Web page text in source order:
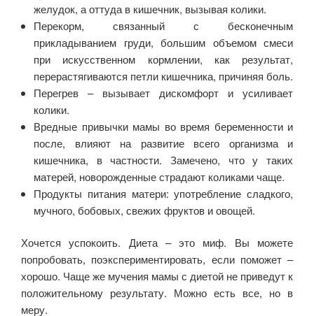
желудок, а оттуда в кишечник, вызывая колики.
Перекорм, связанный с бесконечным
прикладыванием груди, большим объемом смеси
при искусственном кормлении, как результат,
перерастягиваются петли кишечника, причиняя боль.
Перегрев – вызывает дискомфорт и усиливает
колики.
Вредные привычки мамы во время беременности и
после, влияют на развитие всего организма и
кишечника, в частности. Замечено, что у таких
матерей, новорожденные страдают коликами чаще.
Продукты питания матери: употребление сладкого,
мучного, бобовых, свежих фруктов и овощей.
Хочется успокоить. Диета – это миф. Вы можете
попробовать, поэкспериментировать, если поможет –
хорошо. Чаще же мучения мамы с диетой не приведут к
положительному результату. Можно есть все, но в
меру.